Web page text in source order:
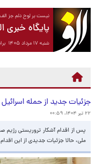
نیست بر لوح دلم جز
پایگاه خبری
شنبه ۱۷ مرداد ۱۴۰۵ برابر با ۰۸ آگوست ۲۰۲۶
جزئیات جدید از حمله
۲۲ تیر ۱۴۰۴، ۰۰:۵۹
پس از اقدام آشکار تروریستی رژیم
ملی، حالا جزئیات جدیدی از این